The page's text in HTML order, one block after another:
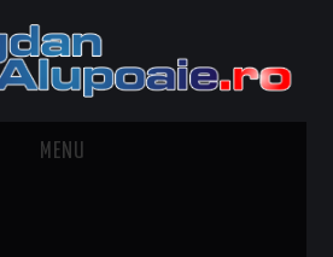
MENU